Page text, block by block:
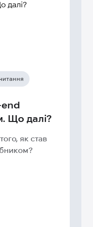
Що далі?
як став